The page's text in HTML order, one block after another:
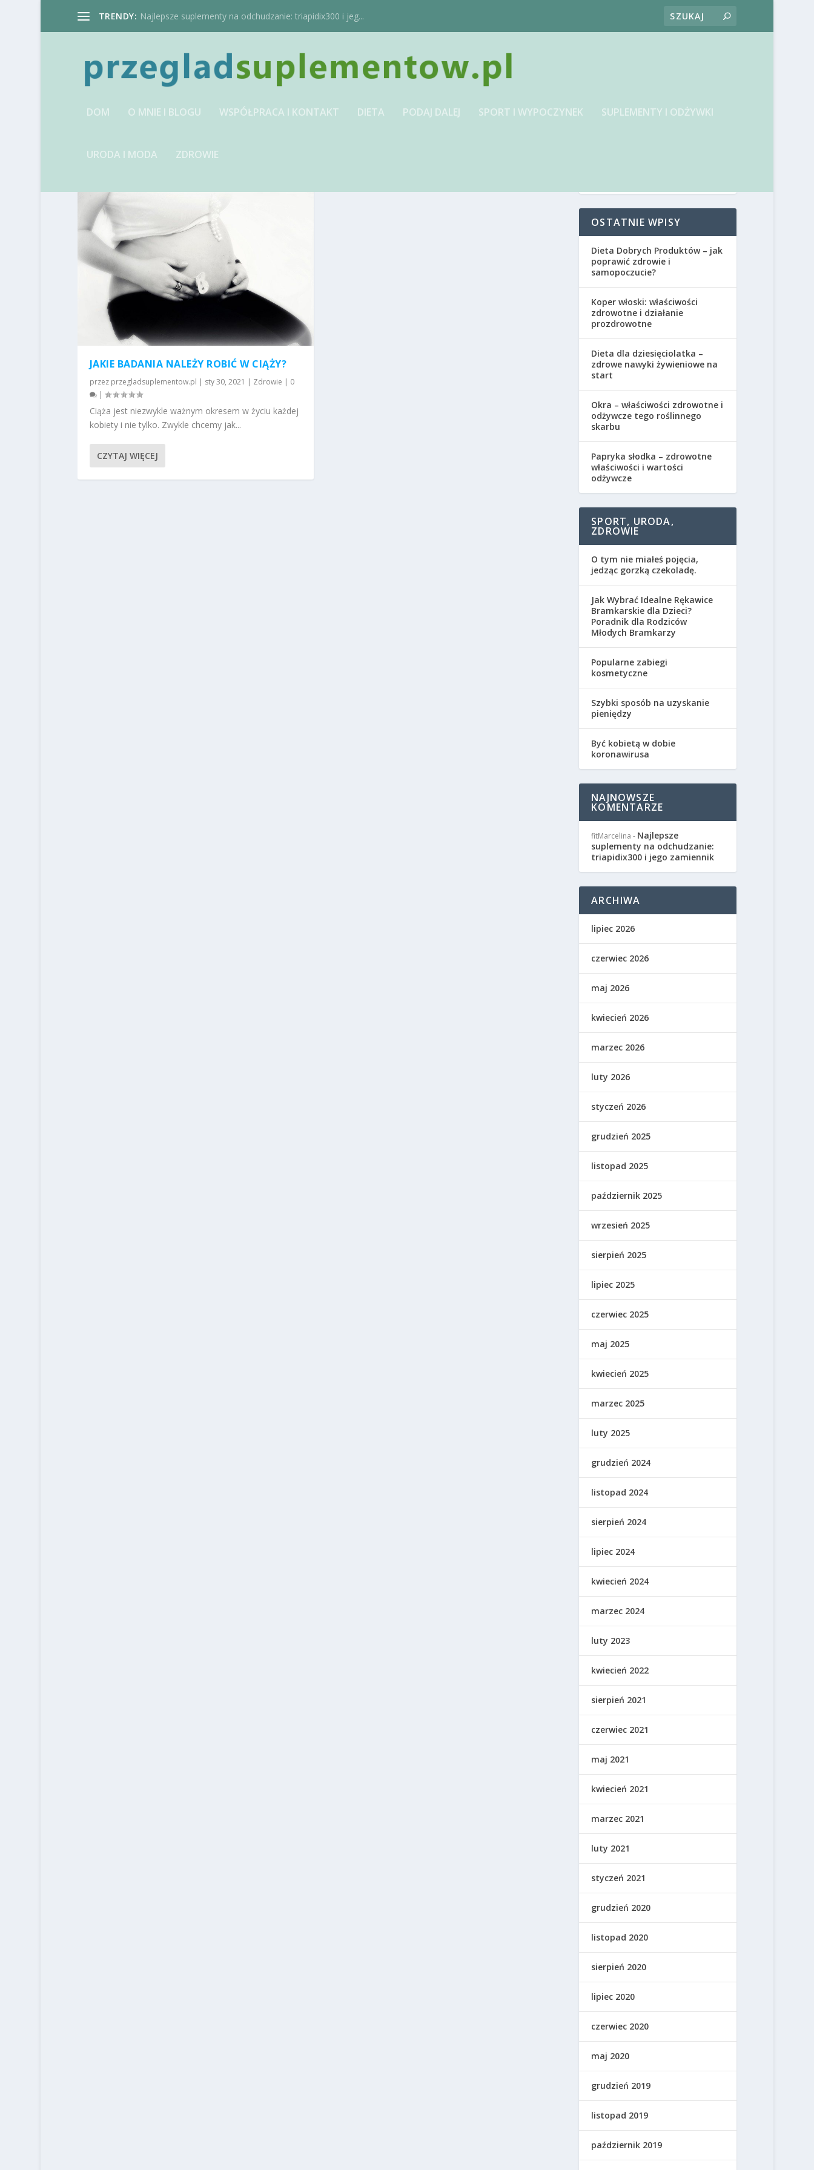
TRENDY: Najlepsze suplementy na odchudzanie: triapidix300 i jeg...
DOM O MNIE I BLOGU WSPÓŁPRACA I KONTAKT DIETA PODAJ DALEJ SPORT I WYPOCZYNEK SUPLEMENTY I ODŻYWKI
URODA I MODA ZDROWIE
JAKIE BADANIA NALEŻY ROBIĆ W CIĄŻY?
przez przegladsuplementow.pl | sty 30, 2021 | Zdrowie | 0
|
Ciąża jest niezwykle ważnym okresem w życiu każdej
kobiety i nie tylko. Zwykle chcemy jak...
CZYTAJ WIĘCEJ
OSTATNIE WPISY
Dieta Dobrych Produktów – jak
poprawić zdrowie i
samopoczucie?
Koper włoski: właściwości
zdrowotne i działanie
prozdrowotne
Dieta dla dziesięciolatka –
zdrowe nawyki żywieniowe na
start
Okra – właściwości zdrowotne i
odżywcze tego roślinnego
skarbu
Papryka słodka – zdrowotne
właściwości i wartości
odżywcze
SPORT, URODA,
ZDROWIE
O tym nie miałeś pojęcia,
jedząc gorzką czekoladę.
Jak Wybrać Idealne Rękawice
Bramkarskie dla Dzieci?
Poradnik dla Rodziców
Młodych Bramkarzy
Popularne zabiegi
kosmetyczne
Szybki sposób na uzyskanie
pieniędzy
Być kobietą w dobie
koronawirusa
NAJNOWSZE
KOMENTARZE
fitMarcelina - Najlepsze
suplementy na odchudzanie:
triapidix300 i jego zamiennik
ARCHIWA
lipiec 2026
czerwiec 2026
maj 2026
kwiecień 2026
marzec 2026
luty 2026
styczeń 2026
grudzień 2025
listopad 2025
październik 2025
wrzesień 2025
sierpień 2025
lipiec 2025
czerwiec 2025
maj 2025
kwiecień 2025
marzec 2025
luty 2025
grudzień 2024
listopad 2024
sierpień 2024
lipiec 2024
kwiecień 2024
marzec 2024
luty 2023
kwiecień 2022
sierpień 2021
czerwiec 2021
maj 2021
kwiecień 2021
marzec 2021
luty 2021
styczeń 2021
grudzień 2020
listopad 2020
sierpień 2020
lipiec 2020
czerwiec 2020
maj 2020
grudzień 2019
listopad 2019
październik 2019